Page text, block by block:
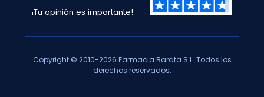
¡Tu opinión es importante!
Copyright © 2010-2026 Farmacia Barata S.L. Todos los
derechos reservados.